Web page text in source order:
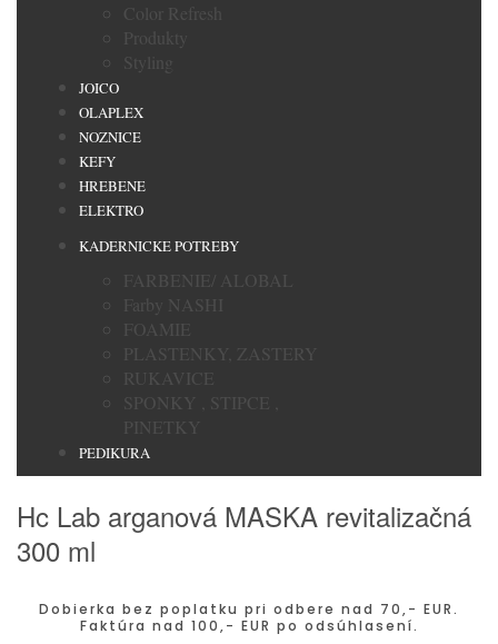
Color Refresh
Produkty
Styling
JOICO
OLAPLEX
NOZNICE
KEFY
HREBENE
ELEKTRO
KADERNICKE POTREBY
FARBENIE/ ALOBAL
Farby NASHI
FOAMIE
PLASTENKY, ZASTERY
RUKAVICE
SPONKY , STIPCE ,
PINETKY
PEDIKURA
Hc Lab arganová MASKA revitalizačná
300 ml
Dobierka bez poplatku pri odbere nad 70,- EUR.
Faktúra nad 100,- EUR po odsúhlasení.